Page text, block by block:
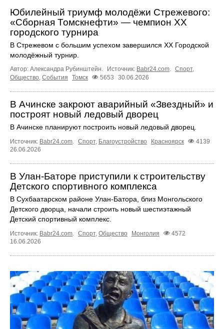
Юбилейный триумф молодёжи Стрежевого:
«Сборная Томскнефти» — чемпион XX
городского турнира
В Стрежевом с большим успехом завершился XX Городской
молодёжный турнир.
Автор: Александра Рубинштейн. Источник: Babr24.com. Спорт,
Общество, События Томск 5653 30.06.2026
В Ачинске закроют аварийный «Звездный» и
построят новый ледовый дворец
В Ачинске планируют построить новый ледовый дворец.
Источник: Babr24.com. Спорт, Благоустройство Красноярск
4139
26.06.2026
В Улан-Баторе приступили к строительству
Детского спортивного комплекса
В Сухбаатарском районе Улан-Батора, близ Монгольского
Детского дворца, начали строить новый шестиэтажный
Детский спортивный комплекс.
Источник: Babr24.com. Спорт, Общество Монголия
4572
16.06.2026